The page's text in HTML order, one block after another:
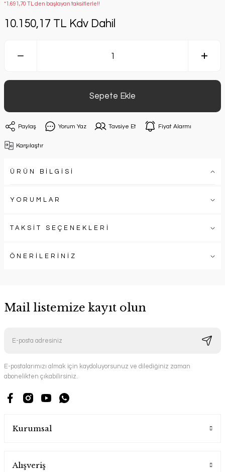
*1.691,70 TL den başlayan taksitlerle!!
10.150,17 TL Kdv Dahil
Sepete Ekle
Paylaş Yorum Yaz Tavsiye Et Fiyat Alarmı
Karşılaştır
ÜRÜN BİLGİSİ
YORUMLAR
TAKSİT SEÇENEKLERİ
ÖNERİLERİNİZ
Mail listemize kayıt olun
E-postalarımızı almak için kaydoluyorsunuz ve dilediğiniz zaman
abonelikten çıkabilirsiniz.
Kurumsal
Alışveriş